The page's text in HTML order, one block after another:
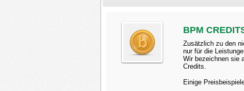
BPM
Zusätzlich zu den
nur für die
Wir bezeichnen sie
Credits.
Einige